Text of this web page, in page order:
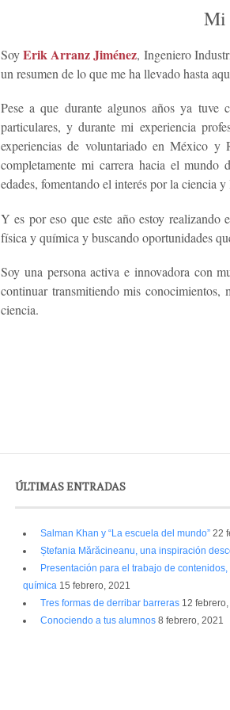
Mi
SoyErik Arranz Jiménez, Ingeniero
un resumen de lo que me ha llevado hasta
Pese a que durante algunos años ya tuve
particulares, y durante mi experiencia
experiencias de voluntariado en México y
completamente mi carrera hacia el
edades, fomentando el interés por la ciencia y
Y es por eso que este año estoy realizando
física y química y buscando oportunidades
Soy una persona activa e innovadora con
continuar transmitiendo mis
ciencia.
ÚLTIMAS ENTRADAS
Salman Khan y “La escuela del mundo” 22
Ștefania Mărăcineanu, una inspiración
Presentación para el trabajo de
química 15 febrero, 2021
Tres formas de derribar barreras 12
Conociendo a tus alumnos 8 febrero, 2021